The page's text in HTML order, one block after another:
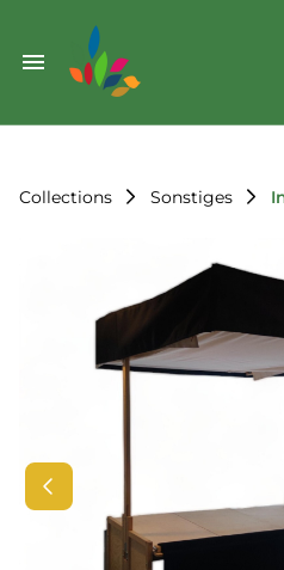
Start
Sortiment
Weihnachten
Werkzeug &
Der Verein
Der Verein
Unser Team
Unsere Ziele
Kontakt
FAQ
Collections Sonstiges